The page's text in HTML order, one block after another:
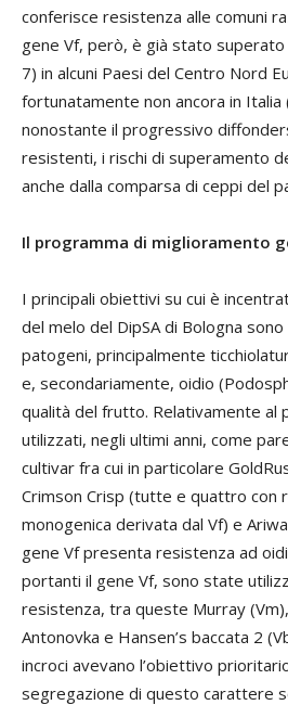
conferisce resistenza alle comuni
gene Vf, però, è già stato superato
7) in alcuni Paesi del Centro Nord
fortunatamente non ancora in Italia
nonostante il progressivo
resistenti, i rischi di superamento
anche dalla comparsa di ceppi del
Il programma di miglioramento
I principali obiettivi su cui è
del melo del DipSA di Bologna
patogeni, principalmente
e, secondariamente, oidio
qualità del frutto. Relativamente al
utilizzati, negli ultimi anni, come
cultivar fra cui in particolare
Crimson Crisp (tutte e quattro con
monogenica derivata dal Vf) e
gene Vf presenta resistenza ad
portanti il gene Vf, sono state
resistenza, tra queste Murray
Antonovka e Hansen’s baccata 2
incroci avevano l’obiettivo
segregazione di questo carattere